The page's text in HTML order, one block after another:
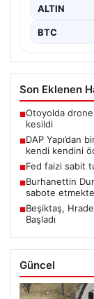
ALTIN
BTC
Son Eklenen
■Otoyolda
kesildi
■DAP Yapı’dan
kendi kendini
■Fed faizi sabit
■Burhanettin
sabote
■Beşiktaş,
Başladı
Güncel